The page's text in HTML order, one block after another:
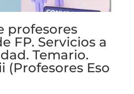
profesores
FP. Servicios a
Temario.
(Profesores Eso